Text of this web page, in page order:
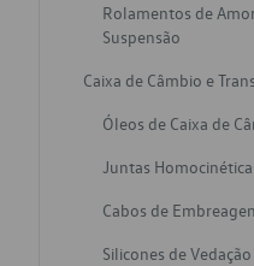
Rolamentos de
Suspensão
Caixa de Câmbio e
Óleos de Caixa de
Juntas
Cabos de
Silicones de